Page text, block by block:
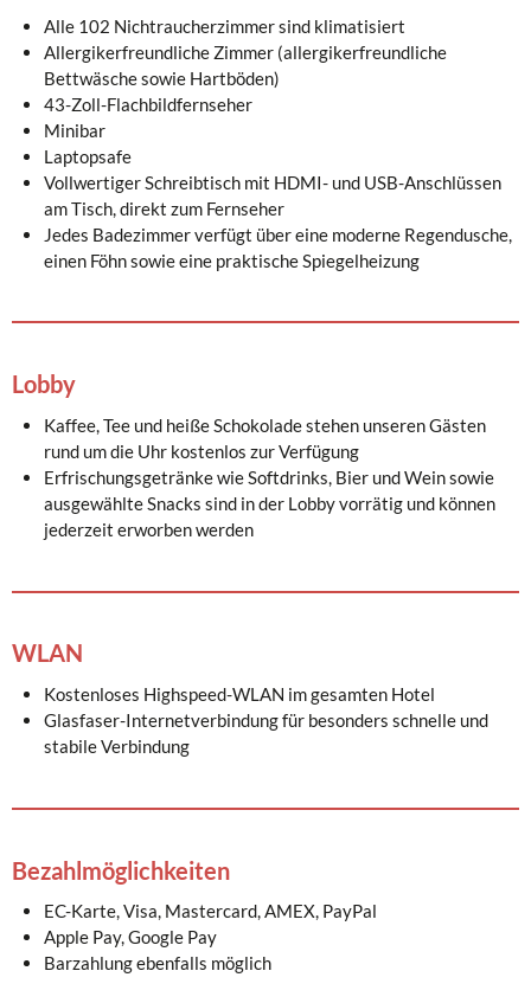
Alle 102 Nichtraucherzimmer sind klimatisiert
Allergikerfreundliche Zimmer (allergikerfreundliche
Bettwäsche sowie Hartböden)
43-Zoll-Flachbildfernseher
Minibar
Laptopsafe
Vollwertiger Schreibtisch mit HDMI- und USB-Anschlüssen
am Tisch, direkt zum Fernseher
Jedes Badezimmer verfügt über eine moderne Regendusche,
einen Föhn sowie eine praktische Spiegelheizung
Lobby
Kaffee, Tee und heiße Schokolade stehen unseren Gästen
rund um die Uhr kostenlos zur Verfügung
Erfrischungsgetränke wie Softdrinks, Bier und Wein sowie
ausgewählte Snacks sind in der Lobby vorrätig und können
jederzeit erworben werden
WLAN
Kostenloses Highspeed-WLAN im gesamten Hotel
Glasfaser-Internetverbindung für besonders schnelle und
stabile Verbindung
Bezahlmöglichkeiten
EC-Karte, Visa, Mastercard, AMEX, PayPal
Apple Pay, Google Pay
Barzahlung ebenfalls möglich